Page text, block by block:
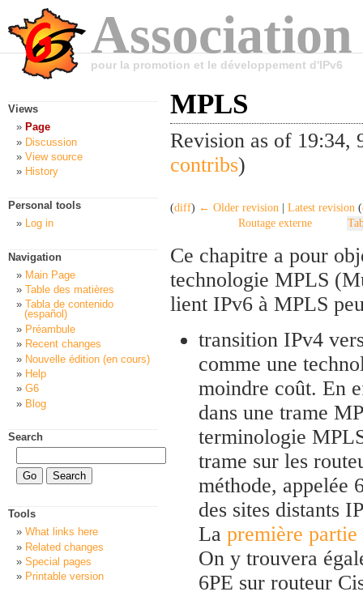
pour la promotion et le développement d'IPv6
MPLS
Revision as of 19:34,
contribs)
(diff) ← Older revision Latest revision (
Routage externe
Ce chapitre a pour
technologie MPLS
lient IPv6 à MPLS
transition IPv4
comme une
moindre coût. En
dans une trame
terminologie
trame sur les
méthode, appelée
des sites distants
La première partie
On y trouvera
6PE sur routeur
Views
Page
Discussion
View source
History
Personal tools
Log in
Navigation
Main Page
Table des matières
Tabla de contenido
(español)
Préambule
Recent changes
Nouvelle édition (en cours)
Help
G6
Blog
Search
Tools
What links here
Related changes
Special pages
Printable version